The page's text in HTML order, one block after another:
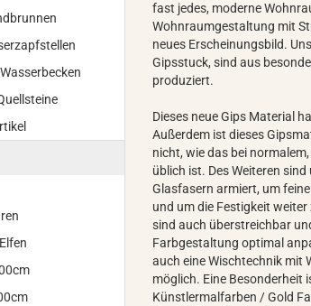
fast jedes, moderne
Wohnraumgestaltung mit
neues Erscheinungsbild.
Gipsstuck, sind aus
produziert.
Dieses neue Gips Material
Außerdem ist dieses
nicht, wie das bei
üblich ist. Des Weiteren
Glasfasern armiert, um
und um die Festigkeit
sind auch überstreichbar
Farbgestaltung optimal
auch eine Wischtechnik mit
möglich. Eine Besonderheit
Künstlermalfarben / Gold